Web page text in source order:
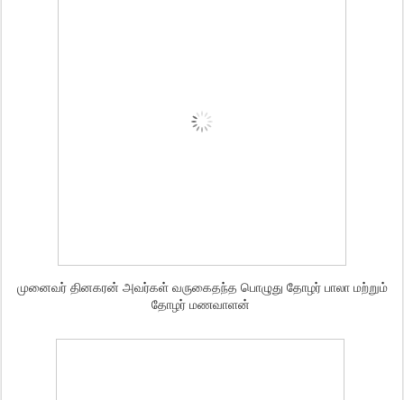
முனைவர் தினகரன் அவர்கள் வருகைதந்த பொழுது தோழர் பாலா மற்றும்
தோழர் மணவாளன்